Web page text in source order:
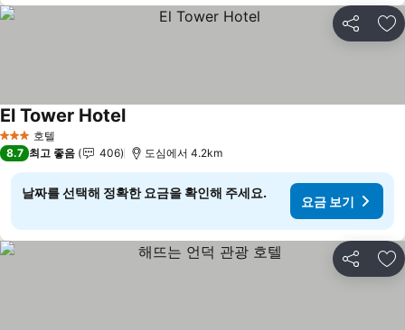
공유 즐
3 성급 호텔
El Tower Hotel요금 보기
8.7 최고 좋음 406 도심에서 4.2km
날짜를 선택해 정확한 요금을 확인해 주세요.
요금 보기
공유 즐